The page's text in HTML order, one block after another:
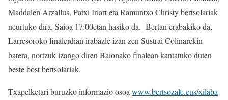
Maddalen Arzallus, Patxi Iriart eta Ramuntxo Christy bertsolariak
neurtuko dira. Saioa 17:00etan hasiko da. Bertan erabakiko da,
Larresoroko finalerdian irabazle izan zen Sustrai Colinarekin
batera, nortzuk izango diren Baionako finalean kantatuko duten
beste bost bertsolariak.
Txapelketari buruzko informazio osoa www.bertsozale.eus/xilaba